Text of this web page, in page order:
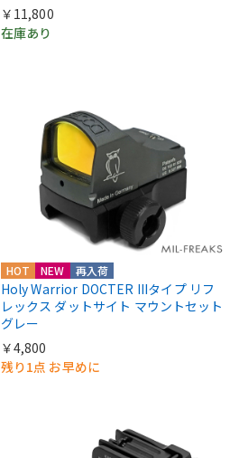
￥11,800
在庫あり
HOT NEW 再入荷
Holy Warrior DOCTER IIIタイプ リフ
レックス ダットサイト マウントセット
グレー
￥4,800
残り1点 お早めに